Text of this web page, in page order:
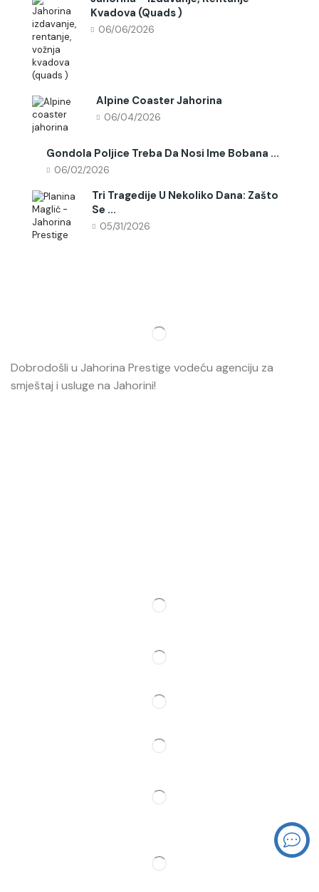
Kvadova (quads )
06/06/2026
Alpine Coaster Jahorina
06/04/2026
Gondola Poljice Treba Da Nosi Ime Bobana ...
06/02/2026
Tri Tragedije U Nekoliko Dana: Zašto
Se ...
05/31/2026
Dobrodošli u Jahorina Prestige vodeću agenciju za
smještaj i usluge na Jahorini!